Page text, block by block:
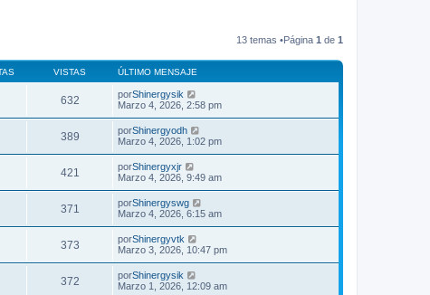
13 temas •Página 1 de 1
VISTAS ÚLTIMO MENSAJE
632 porShinergysik
Marzo 4, 2026, 2:58 pm
389 porShinergyodh
Marzo 4, 2026, 1:02 pm
421 porShinergyxjr
Marzo 4, 2026, 9:49 am
371 porShinergyswg
Marzo 4, 2026, 6:15 am
373 porShinergyvtk
Marzo 3, 2026, 10:47 pm
372 porShinergysik
Marzo 1, 2026, 12:09 am